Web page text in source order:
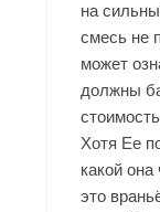
на
смесь не
может
должны
Хотя Ее
какой
это